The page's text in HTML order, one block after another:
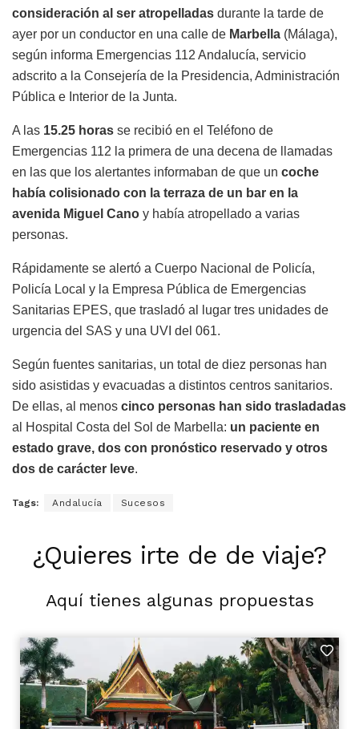
consideración al ser atropelladas durante la tarde de
ayer por un conductor en una calle de Marbella (Málaga),
según informa Emergencias 112 Andalucía, servicio
adscrito a la Consejería de la Presidencia, Administración
Pública e Interior de la Junta.
A las 15.25 horas se recibió en el Teléfono de
Emergencias 112 la primera de una decena de llamadas
en las que los alertantes informaban de que un coche
había colisionado con la terraza de un bar en la
avenida Miguel Cano y había atropellado a varias
personas.
Rápidamente se alertó a Cuerpo Nacional de Policía,
Policía Local y la Empresa Pública de Emergencias
Sanitarias EPES, que trasladó al lugar tres unidades de
urgencia del SAS y una UVI del 061.
Según fuentes sanitarias, un total de diez personas han
sido asistidas y evacuadas a distintos centros sanitarios.
De ellas, al menos cinco personas han sido trasladadas
al Hospital Costa del Sol de Marbella: un paciente en
estado grave, dos con pronóstico reservado y otros
dos de carácter leve.
Tags: Andalucía Sucesos
¿Quieres irte de de viaje?
Aquí tienes algunas propuestas